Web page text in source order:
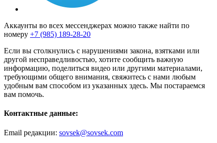
Аккаунты во всех мессенджерах можно также найти по
номеру +7 (985) 189-28-20
Если вы столкнулись с нарушениями закона, взятками или
другой несправедливостью, хотите сообщить важную
информацию, поделиться видео или другими материалами,
требующими общего внимания, свяжитесь с нами любым
удобным вам способом из указанных здесь. Мы постараемся
вам помочь.
Контактные данные:
Email редакции: sovsek@sovsek.com